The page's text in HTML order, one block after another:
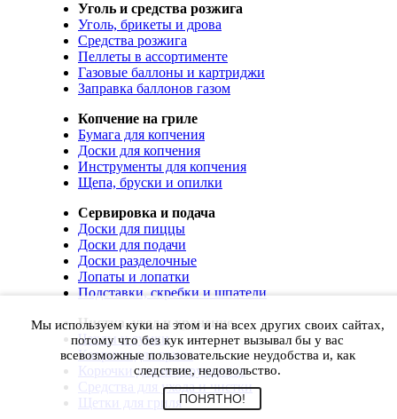
Уголь и средства розжига
Уголь, брикеты и дрова
Средства розжига
Пеллеты в ассортименте
Газовые баллоны и картриджи
Заправка баллонов газом
Копчение на гриле
Бумага для копчения
Доски для копчения
Инструменты для копчения
Щепа, бруски и опилки
Сервировка и подача
Доски для пиццы
Доски для подачи
Доски разделочные
Лопаты и лопатки
Подставки, скребки и шпатели
Чистка, уход и хранение
Чехлы и сумки
Коврики для гриля
Корючки для инструментов
Средства для ухода и чистки
Щетки для гриля
Мы используем куки на этом и на всех других своих сайтах,
потому что без кук интернет вызывал бы у вас
всевозможные пользовательские неудобства и, как
следствие, недовольство.
ПОНЯТНО!